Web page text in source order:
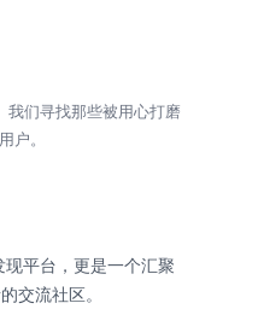
我们寻找那些被用心打磨
户。
平台，更是一个汇聚
交流社区。